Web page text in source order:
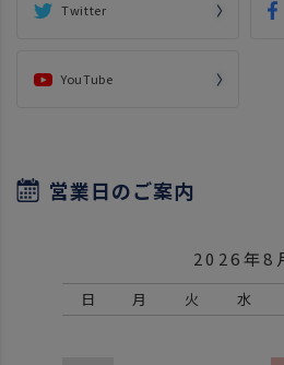
Twitter
YouTube
営業日のご案内
2026年8
日 月 火 水